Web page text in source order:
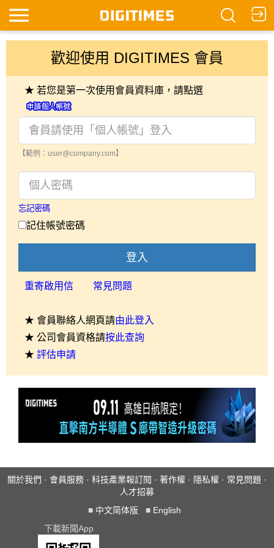
歡迎使用 DIGITIMES 會員
★ 若您是第一次使用會員資料庫，請點選
【範例：user@company.com】
忘記密碼
記住帳號密碼
登入
重寄啟用信 常見問題
★ 會員聯絡人網頁請由此登入
★ 公司會員資格請按此查詢
★ 評估申請
關於我們 · 會員服務 · 科技產業報訂閱 · 著作權 · 隱私權 · 常見問題 ·
人才招募
■ 中文简体版 ■ English
下載新聞App